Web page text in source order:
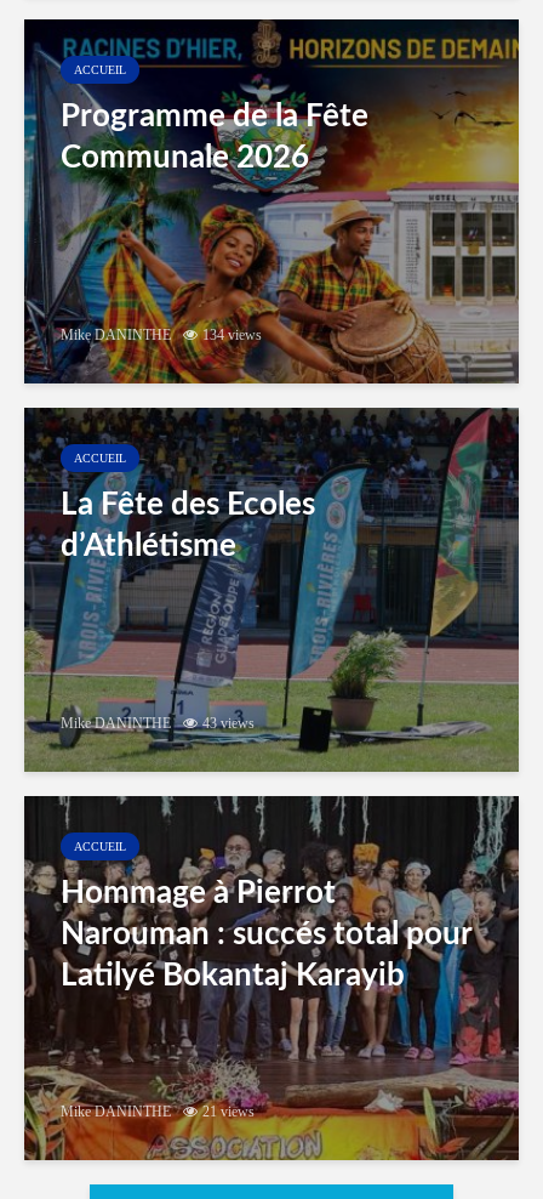
ACCUEIL
Programme de la Fête
Communale 2026
Mike DANINTHE 134 views
ACCUEIL
La Fête des Ecoles
d’Athlétisme
Mike DANINTHE 43 views
ACCUEIL
Hommage à Pierrot
Narouman : succés total pour
Latilyé Bokantaj Karayib
Mike DANINTHE 21 views